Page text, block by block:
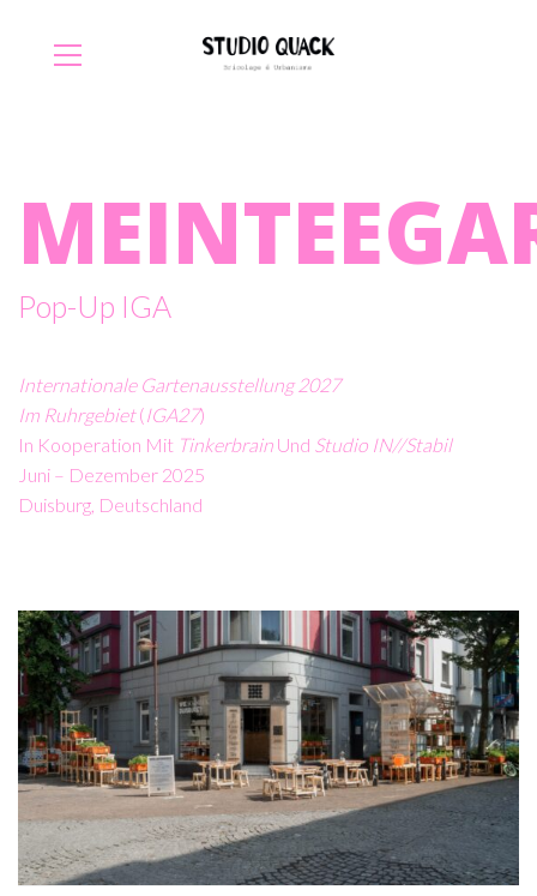
Pop-Up IGA
Internationale Gartenausstellung 2027
Im Ruhrgebiet(IGA27)
In Kooperation Mit Tinkerbrain Und Studio IN//stabil
Juni – Dezember 2025
Duisburg, Deutschland